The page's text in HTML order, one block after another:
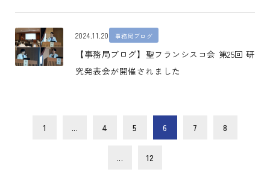
2024.11.20 事務局ブログ
【事務局ブログ】聖フランシスコ会 第25回 研
究発表会が開催されました
1 ... 4 5 6 7 8
... 12